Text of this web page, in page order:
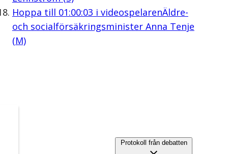
Hoppa till 01:00:03 i videospelarenÄldre-
och socialförsäkringsminister Anna Tenje
(M)
Protokoll från debatten